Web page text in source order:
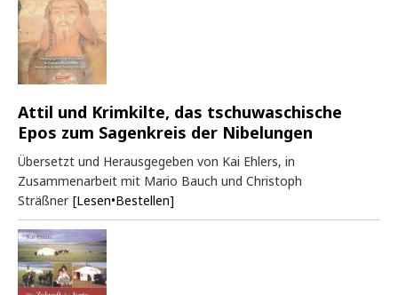
Attil und Krimkilte, das tschuwaschische
Epos zum Sagenkreis der Nibelungen
Übersetzt und Herausgegeben von Kai Ehlers, in
Zusammenarbeit mit Mario Bauch und Christoph
Sträßner [Lesen•Bestellen]